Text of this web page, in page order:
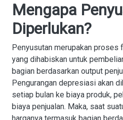
Mengapa
Diperlukan?
Penyusutan merupakan proses
yang dihabiskan untuk
bagian berdasarkan output
Pengurangan depresiasi akan
setiap bulan ke biaya produk,
biaya penjualan. Maka, saat